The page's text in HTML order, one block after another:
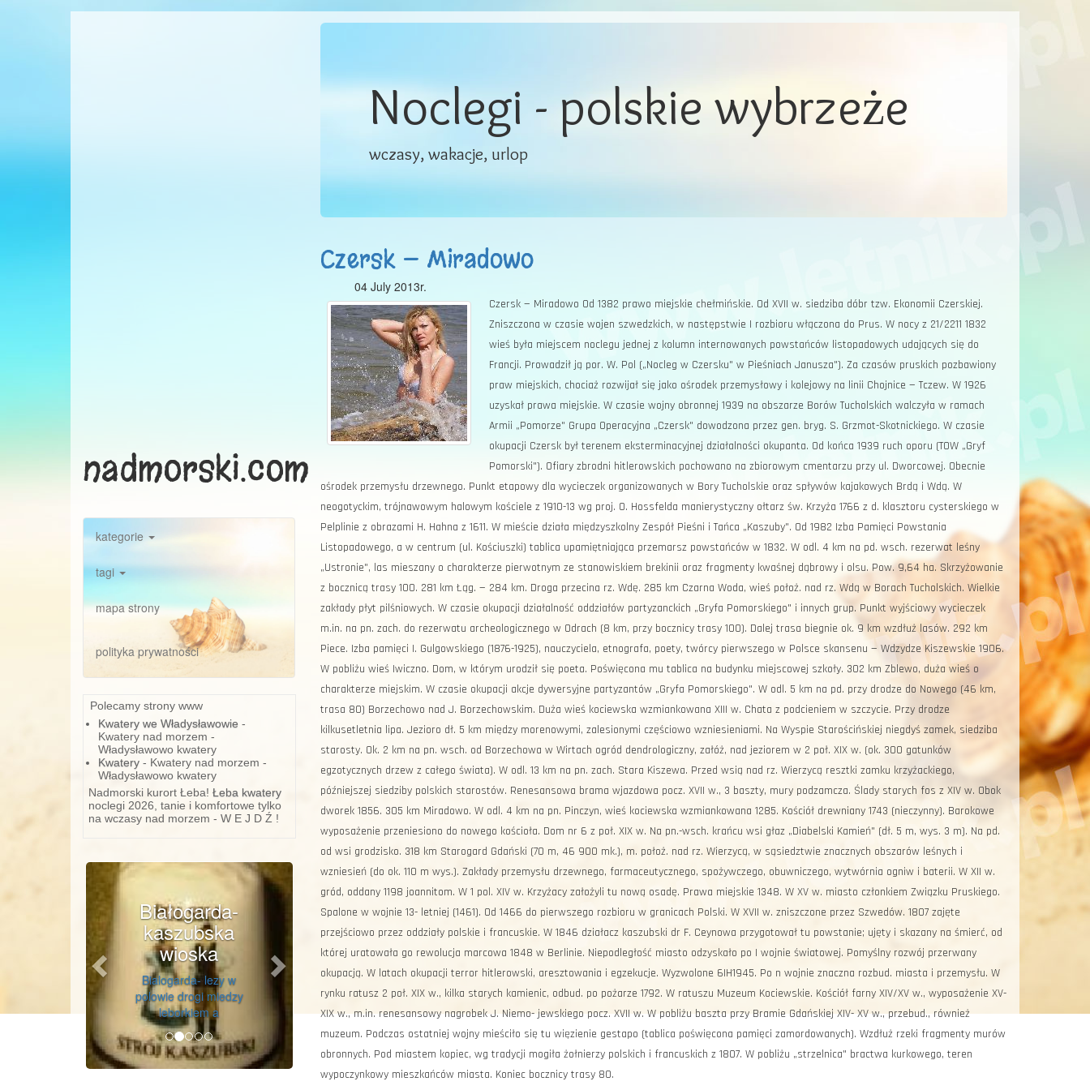
nadmorski.com
kategorie
tagi
mapa strony
polityka prywatności
Polecamy strony www
Kwatery we Władysławowie -
Kwatery nad morzem -
Władysławowo kwatery
Kwatery - Kwatery nad morzem -
Władysławowo kwatery
Nadmorski kurort Łeba! Łeba kwatery
noclegi 2026, tanie i komfortowe tylko
na wczasy nad morzem - W E J D Ź !
Białogarda-
kaszubska
wioska
Bialogarda- lezy w
polowie drogi miedzy
leborkiem a
Previous Next
Noclegi - polskie wybrzeże
wczasy, wakacje, urlop
Czersk — Miradowo
04 July 2013r.
Czersk — Miradowo Od 1382 prawo miejskie chełmińskie. Od XVII w. siedziba dóbr tzw. Ekonomii Czerskiej.
Zniszczona w czasie wojen szwedzkich, w następstwie I rozbioru włączona do Prus. W nocy z 21/2211 1832
wieś była miejscem noclegu jednej z kolumn internowanych powstańców listopadowych udających się do
Francji. Prowadził ją por. W. Pol („Nocleg w Czersku" w Pieśniach Janusza"). Za czasów pruskich pozbawiony
praw miejskich, chociaż rozwijał się jako ośrodek przemysłowy i kolejowy na linii Chojnice — Tczew. W 1926
uzyskał prawa miejskie. W czasie wojny obronnej 1939 na obszarze Borów Tucholskich walczyła w ramach
Armii „Pomorze" Grupa Operacyjna „Czersk" dowodzona przez gen. bryg. S. Grzmot-Skotnickiego. W czasie
okupacji Czersk był terenem eksterminacyjnej działalności okupanta. Od końca 1939 ruch oporu (TOW „Gryf
Pomorski"). Ofiary zbrodni hitlerowskich pochowano na zbiorowym cmentarzu przy ul. Dworcowej. Obecnie
ośrodek przemysłu drzewnego. Punkt etapowy dla wycieczek organizowanych w Bory Tucholskie oraz spływów kajakowych Brdą i Wdą. W
neogotyckim, trójnawowym halowym kościele z 1910-13 wg proj. O. Hossfelda manierystyczny ołtarz św. Krzyża 1766 z d. klasztoru cysterskiego w
Pelplinie z obrazami H. Hahna z 1611. W mieście działa międzyszkolny Zespół Pieśni i Tańca „Kaszuby". Od 1982 Izba Pamięci Powstania
Listopadowego, a w centrum (ul. Kościuszki) tablica upamiętniająca przemarsz powstańców w 1832. W odl. 4 km na pd. wsch. rezerwat leśny
„Ustronie", las mieszany o charakterze pierwotnym ze stanowiskiem brekinii oraz fragmenty kwaśnej dąbrowy i olsu. Pow. 9,64 ha. Skrzyżowanie
z bocznicą trasy 100. 281 km Łąg. — 284 km. Droga przecina rz. Wdę. 285 km Czarna Woda, wieś położ. nad rz. Wdą w Borach Tucholskich. Wielkie
zakłady płyt pilśniowych. W czasie okupacji działalność oddziałów partyzanckich „Gryfa Pomorskiego" i innych grup. Punkt wyjściowy wycieczek
m.in. na pn. zach. do rezerwatu archeologicznego w Odrach (8 km, przy bocznicy trasy 100). Dalej trasa biegnie ok. 9 km wzdłuż lasów. 292 km
Piece. Izba pamięci I. Gulgowskiego (1876-1925), nauczyciela, etnografa, poety, twórcy pierwszego w Polsce skansenu — Wdzydze Kiszewskie 1906.
W pobliżu wieś Iwiczno. Dom, w którym urodził się poeta. Poświęcona mu tablica na budynku miejscowej szkoły. 302 km Zblewo, duża wieś o
charakterze miejskim. W czasie okupacji akcje dywersyjne partyzantów „Gryfa Pomorskiego". W odl. 5 km na pd. przy drodze do Nowego (46 km,
trasa 80) Borzechowo nad J. Borzechowskim. Duża wieś kociewska wzmiankowana XIII w. Chata z podcieniem w szczycie. Przy drodze
kilkusetletnia lipa. Jezioro dł. 5 km między morenowymi, zalesionymi częściowo wzniesieniami. Na Wyspie Starościńskiej niegdyś zamek, siedziba
starosty. Ok. 2 km na pn. wsch. od Borzechowa w Wirtach ogród dendrologiczny, załóż, nad jeziorem w 2 poł. XIX w. (ok. 300 gatunków
egzotycznych drzew z całego świata). W odl. 13 km na pn. zach. Stara Kiszewa. Przed wsią nad rz. Wierzycą resztki zamku krzyżackiego,
późniejszej siedziby polskich starostów. Renesansowa brama wjazdowa pocz. XVII w., 3 baszty, mury podzamcza. Ślady starych fos z XIV w. Obok
dworek 1856. 305 km Miradowo. W odl. 4 km na pn. Pinczyn, wieś kociewska wzmiankowana 1285. Kościół drewniany 1743 (nieczynny). Barokowe
wyposażenie przeniesiono do nowego kościoła. Dom nr 6 z poł. XIX w. Na pn.-wsch. krańcu wsi głaz „Diabelski Kamień" (dł. 5 m, wys. 3 m). Na pd.
od wsi grodzisko. 318 km Starogard Gdański (70 m, 46 900 mk.), m. położ. nad rz. Wierzycą, w sąsiedztwie znacznych obszarów leśnych i
wzniesień (do ok. 110 m wys.). Zakłady przemysłu drzewnego, farmaceutycznego, spożywczego, obuwniczego, wytwórnia ogniw i baterii. W XII w.
gród, oddany 1198 joannitom. W 1 pol. XIV w. Krzyżacy założyli tu nową osadę. Prawa miejskie 1348. W XV w. miasto członkiem Związku Pruskiego.
Spalone w wojnie 13- letniej (1461). Od 1466 do pierwszego rozbioru w granicach Polski. W XVII w. zniszczone przez Szwedów. 1807 zajęte
przejściowo przez oddziały polskie i francuskie. W 1846 działacz kaszubski dr F. Ceynowa przygotował tu powstanie; ujęty i skazany na śmierć, od
której uratowała go rewolucja marcowa 1848 w Berlinie. Niepodległość miasto odzyskało po I wojnie światowej. Pomyślny rozwój przerwany
okupacją. W latach okupacji terror hitlerowski, aresztowania i egzekucje. Wyzwolone 6IH1945. Po n wojnie znaczna rozbud. miasta i przemysłu. W
rynku ratusz 2 poł. XIX w., kilka starych kamienic, odbud. po pożarze 1792. W ratuszu Muzeum Kociewskie. Kościół farny XIV/XV w., wyposażenie XV-
XIX w., m.in. renesansowy nagrobek J. Niemo- jewskiego pocz. XVII w. W pobliżu baszta przy Bramie Gdańskiej XIV- XV w., przebud., również
muzeum. Podczas ostatniej wojny mieściło się tu więzienie gestapo (tablica poświęcona pamięci zamordowanych). Wzdłuż rzeki fragmenty murów
obronnych. Pod miastem kopiec, wg tradycji mogiła żołnierzy polskich i francuskich z 1807. W pobliżu „strzelnica" bractwa kurkowego, teren
wypoczynkowy mieszkańców miasta. Koniec bocznicy trasy 80.